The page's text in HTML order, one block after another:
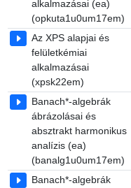
alkalmazásai (ea)
(opkuta1u0um17em)
Az XPS alapjai és
felületkémiai
alkalmazásai
(xpsk22em)
Banach*-algebrák
ábrázolásai és
absztrakt harmonikus
analízis (ea)
(banalg1u0um17em)
Banach*-algebrák